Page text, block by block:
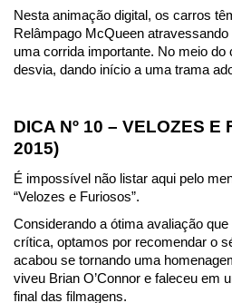
Nesta animação digital, os carros
Relâmpago McQueen
uma corrida importante. No meio do
desvia, dando início a uma trama
DICA Nº 10 – VELOZES E
2015)
É impossível não listar aqui pelo
“Velozes e Furiosos”.
Considerando a ótima avaliação
crítica, optamos por recomendar o
acabou se tornando uma
viveu Brian O’Connor e faleceu em
final das filmagens.